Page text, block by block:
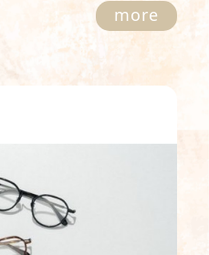
more